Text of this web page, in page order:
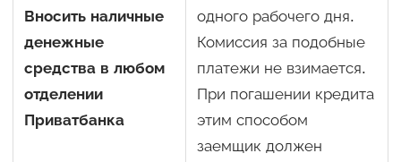
Вносить наличные
денежные
средства в любом
отделении
Приватбанка
одного рабочего дня.
Комиссия за подобные
платежи не взимается.
При погашении кредита
этим способом
заемщик должен